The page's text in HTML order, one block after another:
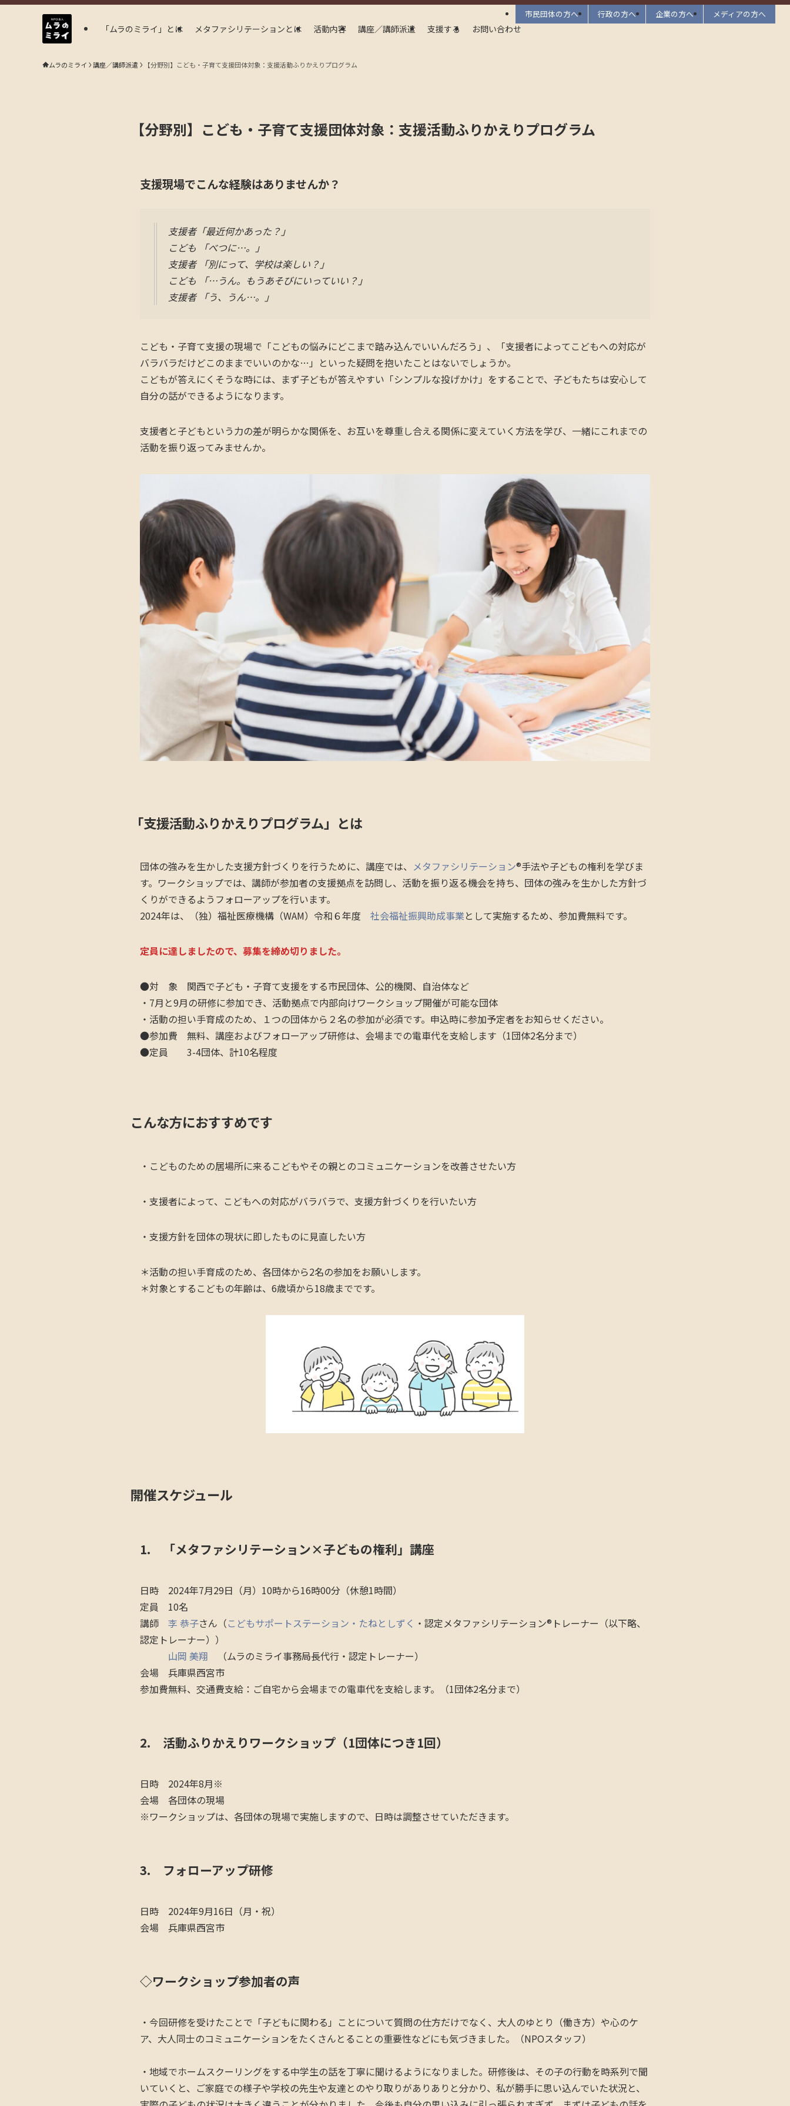
「ムラのミライ」とは メタファシリテーションとは 活動内容 講座／講師派遣 支援する お問い合わせ
市民団体の方へ 行政の方へ 企業の方へ メディアの方へ
ムラのミライ 講座／講師派遣 【分野別】こども・子育て支援団体対象：支援活動ふりかえりプログラム
【分野別】こども・子育て支援団体対象：支援活動ふりかえりプログラム
支援現場でこんな経験はありませんか？
支援者「最近何かあった？」
こども 「べつに…。」
支援者 「別にって、学校は楽しい？」
こども 「…うん。もうあそびにいっていい？」
支援者 「う、うん…。」
こども・子育て支援の現場で「こどもの悩みにどこまで踏み込んでいいんだろう」、「支援者によってこどもへの対応が
バラバラだけどこのままでいいのかな…」といった疑問を抱いたことはないでしょうか。
こどもが答えにくそうな時には、まず子どもが答えやすい「シンプルな投げかけ」をすることで、子どもたちは安心して
自分の話ができるようになります。
支援者と子どもという力の差が明らかな関係を、お互いを尊重し合える関係に変えていく方法を学び、一緒にこれまでの
活動を振り返ってみませんか。
「支援活動ふりかえりプログラム」とは
団体の強みを生かした支援方針づくりを行うために、講座では、 メタファシリテーション®手法や子どもの権利を学びま
す。ワークショップでは、講師が参加者の支援拠点を訪問し、活動を振り返る機会を持ち、団体の強みを生かした方針づ
くりができるようフォローアップを行います。
2024年は、（独）福祉医療機構（WAM）令和６年度 社会福祉振興助成事業として実施するため、参加費無料です。
定員に達しましたので、募集を締め切りました。
●対 象 関西で子ども・子育て支援をする市民団体、公的機関、自治体など
・7月と9月の研修に参加でき、活動拠点で内部向けワークショップ開催が可能な団体
・活動の担い手育成のため、１つの団体から２名の参加が必須です。申込時に参加予定者をお知らせください。
●参加費 無料、講座およびフォローアップ研修は、会場までの電車代を支給します（1団体2名分まで）
●定員 3-4団体、計10名程度
こんな方におすすめです
・こどものための居場所に来るこどもやその親とのコミュニケーションを改善させたい方
・支援者によって、こどもへの対応がバラバラで、支援方針づくりを行いたい方
・支援方針を団体の現状に即したものに見直したい方
＊活動の担い手育成のため、各団体から2名の参加をお願いします。
＊対象とするこどもの年齢は、6歳頃から18歳までです。
開催スケジュール
1. 「メタファシリテーション×子どもの権利」講座
日時 2024年7月29日（月）10時から16時00分（休憩1時間）
定員 10名
講師 李 恭子さん（こどもサポートステーション・たねとしずく ・認定メタファシリテーション®トレーナー（以下略、
認定トレーナー））
山岡 美翔 （ムラのミライ事務局長代行・認定トレーナー）
会場 兵庫県西宮市
参加費無料、交通費支給：ご自宅から会場までの電車代を支給します。（1団体2名分まで）
2. 活動ふりかえりワークショップ（1団体につき1回）
日時 2024年8月※
会場 各団体の現場
※ワークショップは、各団体の現場で実施しますので、日時は調整させていただきます。
3. フォローアップ研修
日時 2024年9月16日（月・祝）
会場 兵庫県西宮市
◇ワークショップ参加者の声
・今回研修を受けたことで「子どもに関わる」ことについて質問の仕方だけでなく、大人のゆとり（働き方）や心のケ
ア、大人同士のコミュニケーションをたくさんとることの重要性などにも気づきました。（NPOスタッフ）
・地域でホームスクーリングをする中学生の話を丁寧に聞けるようになりました。研修後は、その子の行動を時系列で聞
いていくと、ご家庭での様子や学校の先生や友達とのやり取りがありありと分かり、私が勝手に思い込んでいた状況と、